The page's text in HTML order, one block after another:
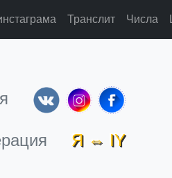
Транслит Числа
Я ⇔ IY